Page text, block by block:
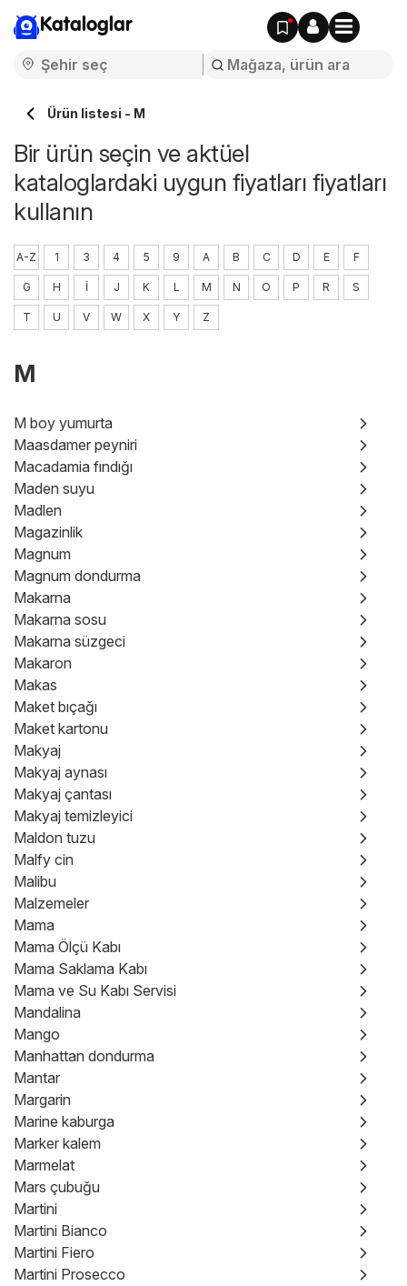
Kataloglar
Ürün listesi - M
Bir ürün seçin ve aktüel
kataloglardaki uygun fiyatları fiyatları
kullanın
A-Z 1 3 4 5 9 A B C D E F
G H I J K L M N O P R S
T U V W X Y Z
M
M boy yumurta
Maasdamer peyniri
Macadamia fındığı
Maden suyu
Madlen
Magazinlik
Magnum
Magnum dondurma
Makarna
Makarna sosu
Makarna süzgeci
Makaron
Makas
Maket bıçağı
Maket kartonu
Makyaj
Makyaj aynası
Makyaj çantası
Makyaj temizleyici
Maldon tuzu
Malfy cin
Malibu
Malzemeler
Mama
Mama Ölçü Kabı
Mama Saklama Kabı
Mama ve Su Kabı Servisi
Mandalina
Mango
Manhattan dondurma
Mantar
Margarin
Marine kaburga
Marker kalem
Marmelat
Mars çubuğu
Martini
Martini Bianco
Martini Fiero
Martini Prosecco